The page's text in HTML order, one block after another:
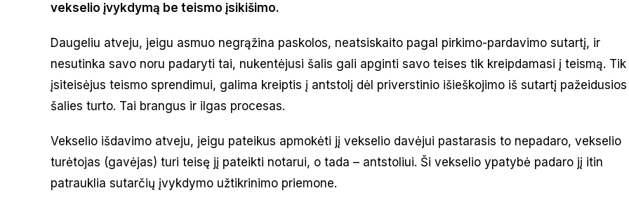
vekselio įvykdymą be teismo įsikišimo.
Daugeliu atveju, jeigu asmuo negrąžina paskolos, neatsiskaito pagal pirkimo-pardavimo sutartį, ir
nesutinka savo noru padaryti tai, nukentėjusi šalis gali apginti savo teises tik kreipdamasi į teismą. Tik
įsiteisėjus teismo sprendimui, galima kreiptis į antstolį dėl priverstinio išieškojimo iš sutartį pažeidusios
šalies turto. Tai brangus ir ilgas procesas.
Vekselio išdavimo atveju, jeigu pateikus apmokėti jį vekselio davėjui pastarasis to nepadaro, vekselio
turėtojas (gavėjas) turi teisę jį pateikti notarui, o tada – antstoliui. Ši vekselio ypatybė padaro jį itin
patrauklia sutarčių įvykdymo užtikrinimo priemone.